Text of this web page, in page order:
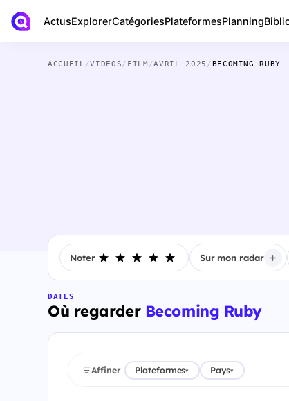
ActusExplorerCatégoriesPlateformesPlanning
ACCUEIL /VIDÉOS/ FILM/AVRIL 2025 /BECOMING RUBY
Noter Sur mon radar
DATES
Où regarder Becoming Ruby
Affiner Plateformes▾ Pays▾